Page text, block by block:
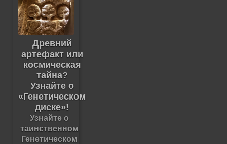
Древний
артефакт или
космическая
тайна?
Узнайте о
«Генетическом
диске»!
Узнайте о
таинственном
Генетическом